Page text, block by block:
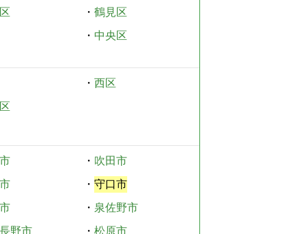
・ 鶴見区
・ 中央区
・ 西区
・ 吹田市
・ 守口市
・ 泉佐野市
野市
・ 松原市